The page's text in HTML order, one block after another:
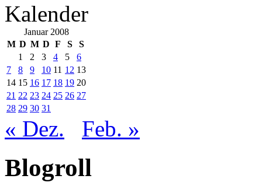
Kalender
Januar 2008
M D M D F S
S
1
2 3 4 5
6
7
8 9 10 11 12 13
14 15 16 17 18 19 20
21 22 23 24 25 26 27
28 29 30 31
« Dez. Feb. »
Blogroll